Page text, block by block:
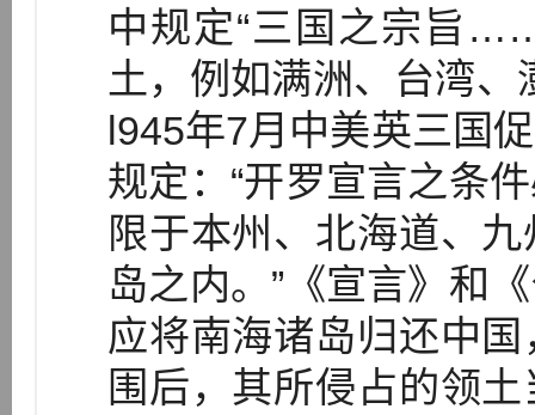
中规定“三国之宗旨
土，例如满洲、台湾、
l945年7月中美英三国
规定：“开罗宣言之条
限于本州、北海道、
岛之内。”《宣言》和
应将南海诸岛归还中
围后，其所侵占的领